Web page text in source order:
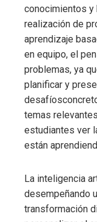
conocimientos y
realización de
aprendizaje
en equipo, el
problemas, ya
planificar y
temas
estudiantes ver
están
La inteligencia
desempeñando
transformación